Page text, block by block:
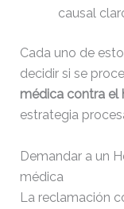
causal
Cada uno de
decidir si se
médica contra el
estrategia
Demandar a un
médica
La reclamación